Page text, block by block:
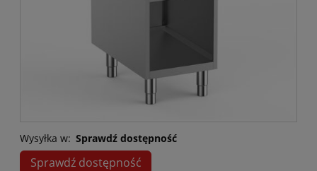
Wysyłka w: Sprawdź dostępność
Sprawdź dostępność